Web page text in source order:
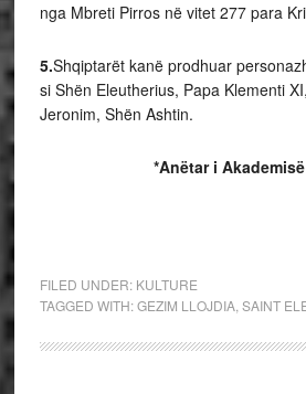
nga Mbreti Pirros në vitet 277 para
5.Shqiptarët kanë prodhuar
si Shën Eleutherius, Papa Klementi
Jeronim, Shën Ashtin.
*Anëtar i
FILED UNDER: KULTURE
TAGGED WITH:GEZIM LLOJDIA, SAINT